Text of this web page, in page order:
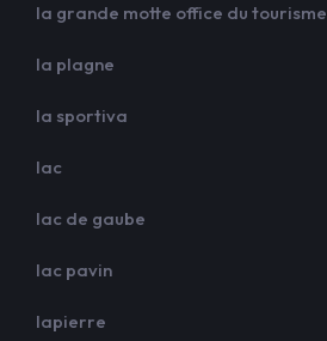
la grande motte office du tourisme
la plagne
la sportiva
lac
lac de gaube
lac pavin
lapierre